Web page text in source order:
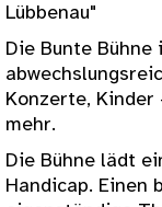
Lübbenau"
Die Bunte
Konzerte, Kinder
mehr.
Die Bühne lädt
Handicap. Einen